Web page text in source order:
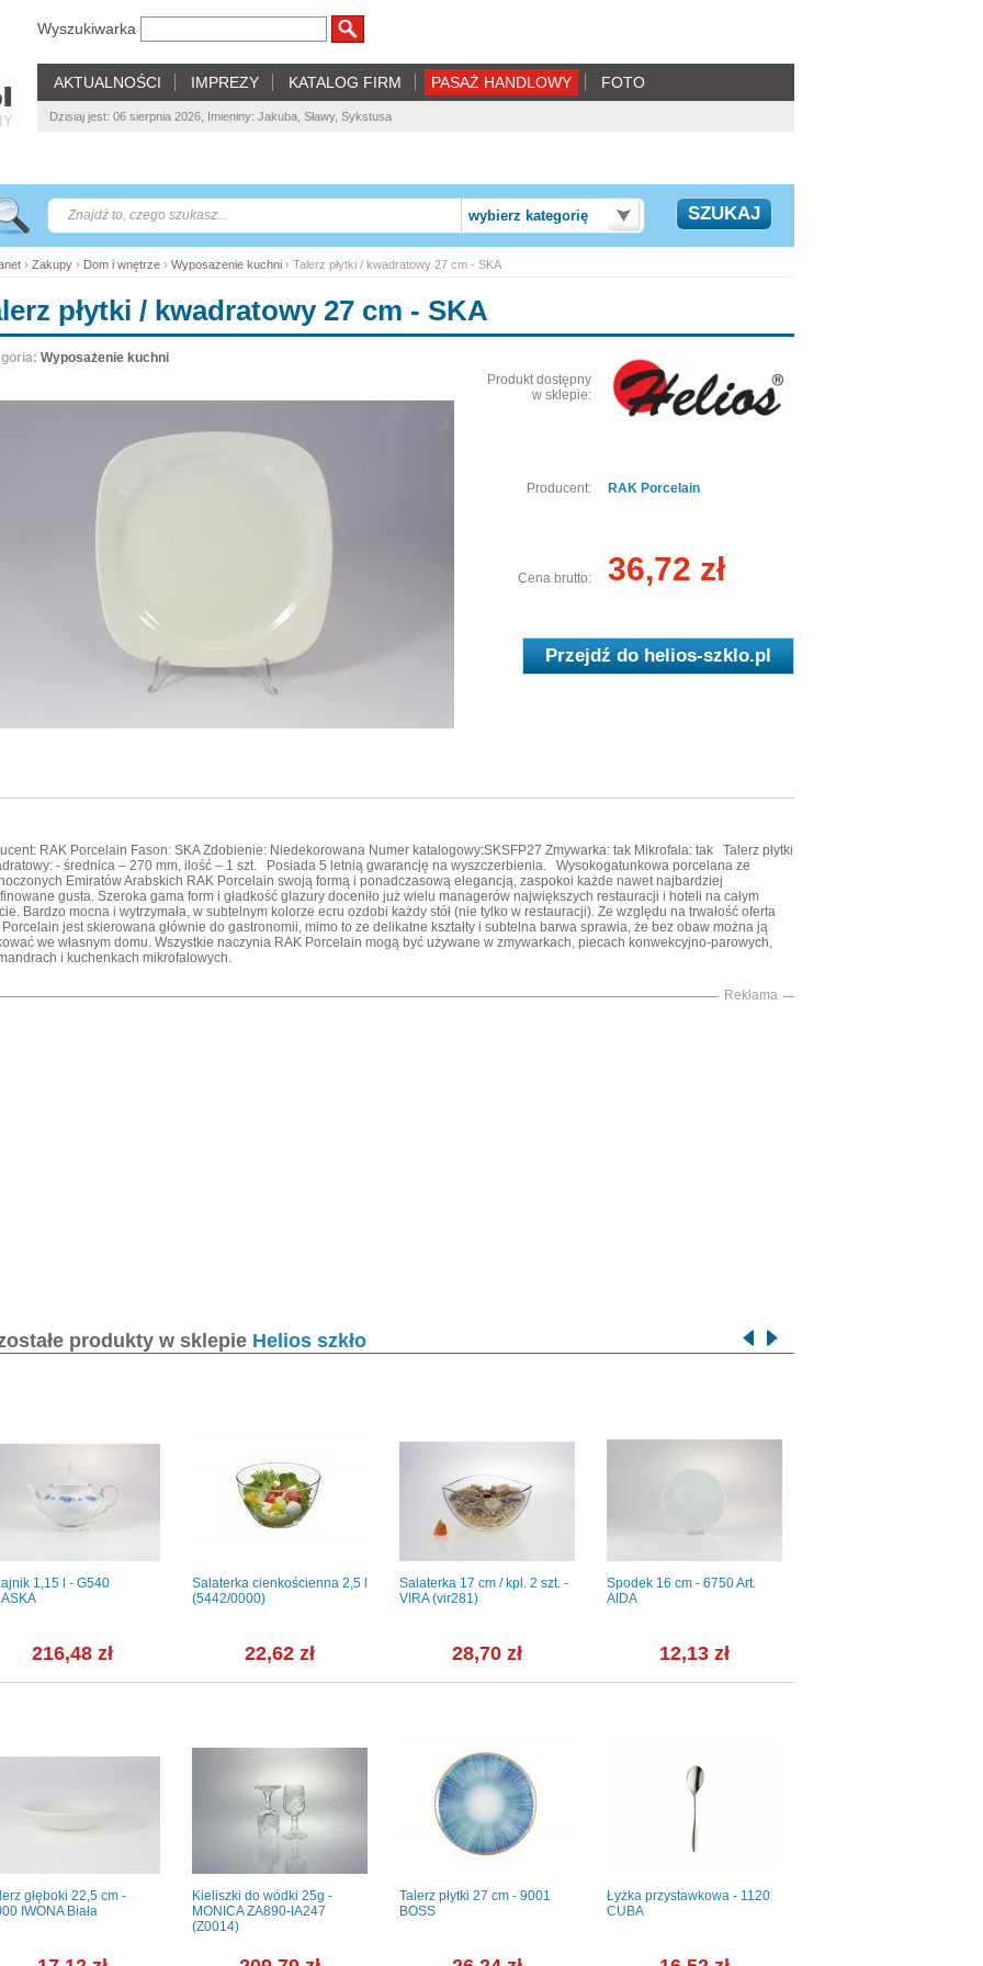
Wyszukiwarka
AKTUALNOŚCI IMPREZY KATALOG FIRM PASAŻ HANDLOWY FOTO
Dzisiaj jest: 06 sierpnia 2026, Imieniny: Jakuba, Sławy, Sykstusa
wybierz kategorię
› Zakupy › Dom i wnętrze › Wyposażenie kuchni › Talerz płytki / kwadratowy 27 cm - SKA
płytki / kwadratowy 27 cm - SKA
Wyposażenie kuchni
Produkt dostępny
w sklepie:
Producent: RAK Porcelain
Cena brutto: 36,72 zł
Przejdź dohelios-szklo.pl
RAK Porcelain Fason: SKA Zdobienie: Niedekorowana Numer katalogowy:SKSFP27 Zmywarka: tak Mikrofala: tak Talerz płytki
- średnica – 270 mm, ilość – 1 szt. Posiada 5 letnią gwarancję na wyszczerbienia. Wysokogatunkowa porcelana ze
Emiratów Arabskich RAK Porcelain swoją formą i ponadczasową elegancją, zaspokoi każde nawet najbardziej
gusta. Szeroka gama form i gładkość glazury doceniło już wielu managerów największych restauracji i hoteli na całym
Bardzo mocna i wytrzymała, w subtelnym kolorze ecru ozdobi każdy stół (nie tylko w restauracji). Ze względu na trwałość oferta
jest skierowana głównie do gastronomii, mimo to ze delikatne kształty i subtelna barwa sprawia, że bez obaw można ją
we własnym domu. Wszystkie naczynia RAK Porcelain mogą być używane w zmywarkach, piecach konwekcyjno-parowych,
i kuchenkach mikrofalowych.
Reklama
produkty w sklepie Helios szkło
1,15 l - G540
216,48 zł
Salaterka cienkościenna 2,5 l
(5442/0000)
22,62 zł
Salaterka 17 cm / kpl. 2 szt. -
VIRA (vir281)
28,70 zł
Spodek 16 cm - 6750 Art.
AIDA
12,13 zł
głęboki 22,5 cm -
IWONA Biała
Kieliszki do wódki 25g -
MONICA ZA890-IA247
(Z0014)
Talerz płytki 27 cm - 9001
BOSS
Łyżka przystawkowa - 1120
CUBA